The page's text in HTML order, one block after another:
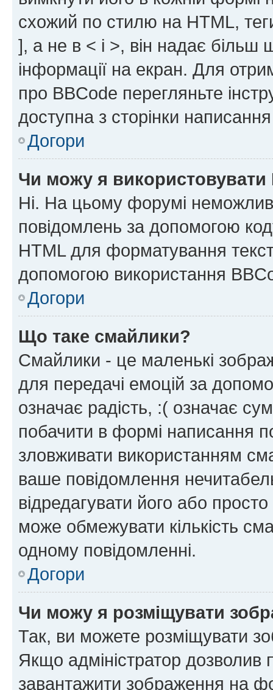
схожий по стилю на HTML,
], а не в < і >, він надає більш
інформації на екран. Для
про BBCode перегляньте
доступна з сторінки
Догори
Чи можу я використовувати
Ні. На цьому форумі
повідомлень за допомогою
HTML для форматування
допомогою використання
Догори
Що таке смайлики?
Смайлики - це маленькі
для передачі емоцій за
означає радість, :( означає
побачити в формі написання
зловживати використанням
ваше повідомлення
відредагувати його або
може обмежувати кількість
одному повідомленні.
Догори
Чи можу я розміщувати
Так, ви можете розміщувати
Якщо адміністратор
завантажити зображення на